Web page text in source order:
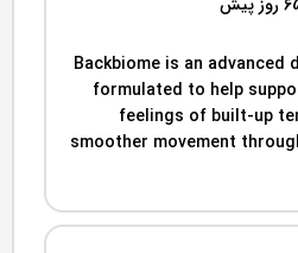
Backbiome is an advanced
formulated to help
feelings of built-up
smoother movement